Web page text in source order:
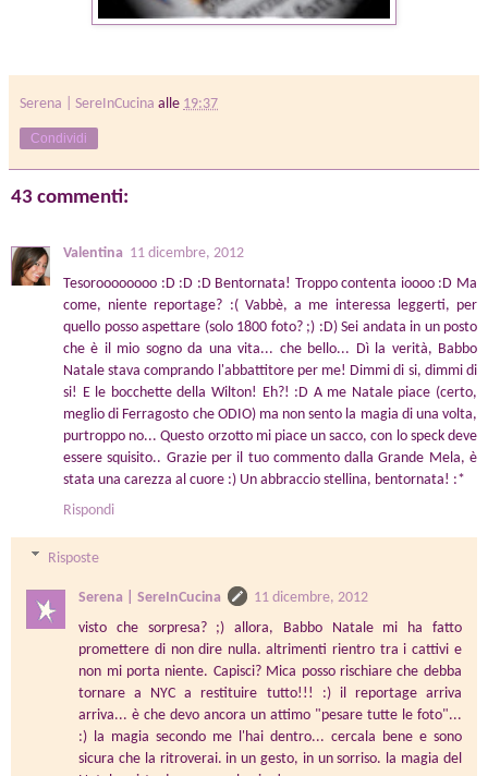
Serena | SereInCucina alle 19:37
Condividi
43 commenti:
Valentina 11 dicembre, 2012
Tesoroooooooo :D :D :D Bentornata! Troppo contenta ioooo :D Ma
come, niente reportage? :( Vabbè, a me interessa leggerti, per
quello posso aspettare (solo 1800 foto? ;) :D) Sei andata in un posto
che è il mio sogno da una vita... che bello... Dì la verità, Babbo
Natale stava comprando l'abbattitore per me! Dimmi di si, dimmi di
si! E le bocchette della Wilton! Eh?! :D A me Natale piace (certo,
meglio di Ferragosto che ODIO) ma non sento la magia di una volta,
purtroppo no... Questo orzotto mi piace un sacco, con lo speck deve
essere squisito.. Grazie per il tuo commento dalla Grande Mela, è
stata una carezza al cuore :) Un abbraccio stellina, bentornata! :*
Rispondi
Risposte
Serena | SereInCucina
11 dicembre, 2012
visto che sorpresa? ;) allora, Babbo Natale mi ha fatto
promettere di non dire nulla. altrimenti rientro tra i cattivi e
non mi porta niente. Capisci? Mica posso rischiare che debba
tornare a NYC a restituire tutto!!! :) il reportage arriva
arriva... è che devo ancora un attimo "pesare tutte le foto"...
:) la magia secondo me l'hai dentro... cercala bene e sono
sicura che la ritroverai. in un gesto, in un sorriso. la magia del